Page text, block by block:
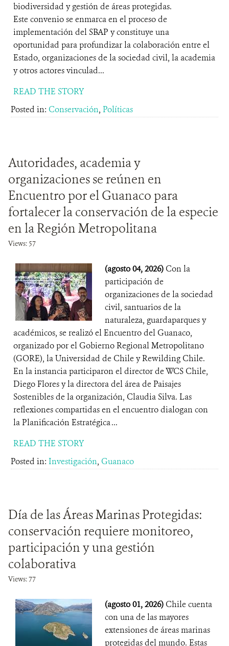
biodiversidad y gestión de áreas protegidas.
Este convenio se enmarca en el proceso de
implementación del SBAP y constituye una
oportunidad para profundizar la colaboración entre el
Estado, organizaciones de la sociedad civil, la academia
y otros actores vinculad...
READ THE STORY
Posted in: Conservación, Políticas
Autoridades, academia y
organizaciones se reúnen en
Encuentro por el Guanaco para
fortalecer la conservación de la especie
en la Región Metropolitana
Views: 57
(agosto 04, 2026) Con la
participación de
organizaciones de la sociedad
civil, santuarios de la
naturaleza, guardaparques y
académicos, se realizó el Encuentro del Guanaco,
organizado por el Gobierno Regional Metropolitano
(GORE), la Universidad de Chile y Rewilding Chile.
En la instancia participaron el director de WCS Chile,
Diego Flores y la directora del área de Paisajes
Sostenibles de la organización, Claudia Silva. Las
reflexiones compartidas en el encuentro dialogan con
la Planificación Estratégica ...
READ THE STORY
Posted in: Investigación, Guanaco
Día de las Áreas Marinas Protegidas:
conservación requiere monitoreo,
participación y una gestión
colaborativa
Views: 77
(agosto 01, 2026) Chile cuenta
con una de las mayores
extensiones de áreas marinas
protegidas del mundo. Estas